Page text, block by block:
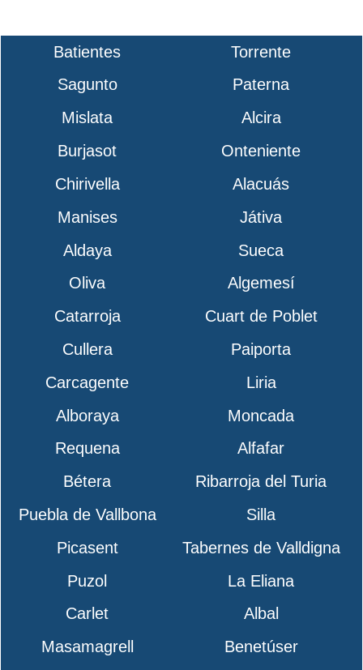
Batientes
Torrente
Sagunto
Paterna
Mislata
Alcira
Burjasot
Onteniente
Chirivella
Alacuás
Manises
Játiva
Aldaya
Sueca
Oliva
Algemesí
Catarroja
Cuart de Poblet
Cullera
Paiporta
Carcagente
Liria
Alboraya
Moncada
Requena
Alfafar
Bétera
Ribarroja del Turia
Puebla de Vallbona
Silla
Picasent
Tabernes de Valldigna
Puzol
La Eliana
Carlet
Albal
Masamagrell
Benetúser